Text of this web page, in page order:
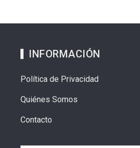
INFORMACIÓN
Política de Privacidad
Quiénes Somos
Contacto